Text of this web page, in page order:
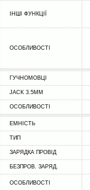
ІНШІ ФУНКЦІЇ
ОСОБЛИВОСТІ
ГУЧНОМОВЦІ
JACK 3.5MM
ОСОБЛИВОСТІ
ЕМНІСТЬ
ТИП
ЗАРЯДКА ПРОВІД
БЕЗПРОВ. ЗАРЯД.
ОСОБЛИВОСТІ